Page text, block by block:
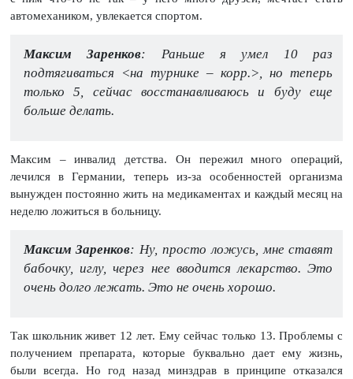
автомехаником, увлекается спортом.
Максим Заренков: Раньше я умел 10 раз
подтягиваться <на турнике – корр.>, но теперь
только 5, сейчас восстанавливаюсь и буду еще
больше делать.
Максим – инвалид детства. Он пережил много операций,
лечился в Германии, теперь из-за особенностей организма
вынужден постоянно жить на медикаментах и каждый месяц на
неделю ложиться в больницу.
Максим Заренков: Ну, просто ложусь, мне ставят
бабочку, иглу, через нее вводится лекарство. Это
очень долго лежать. Это не очень хорошо.
Так школьник живет 12 лет. Ему сейчас только 13. Проблемы с
получением препарата, которые буквально дает ему жизнь,
были всегда. Но год назад минздрав в принципе отказался